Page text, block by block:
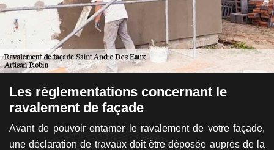
Les règlementations concernant le
ravalement de façade
Avant de pouvoir entamer le ravalement de votre façade,
une déclaration de travaux doit être déposée auprès de la